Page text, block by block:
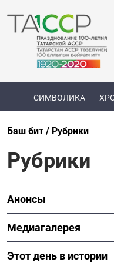
СИМВОЛИКА
Баш бит Рубрики
Рубрики
Анонсы
Медиагалерея
Этот день в истории